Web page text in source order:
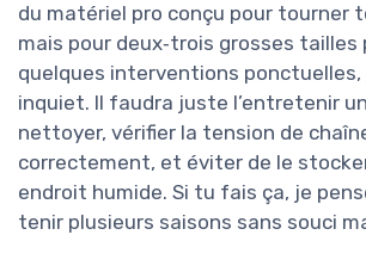
du matériel pro conçu pour tourner
mais pour deux‑trois grosses tailles
quelques interventions ponctuelles,
inquiet. Il faudra juste l’entretenir
nettoyer, vérifier la tension de
correctement, et éviter de le
endroit humide. Si tu fais ça, je
tenir plusieurs saisons sans souci